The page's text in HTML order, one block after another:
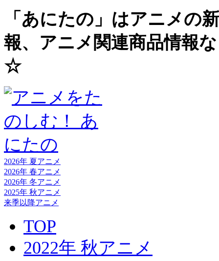
「あにたの」はアニメの
報、アニメ関連商品情報
☆
2026年 夏アニメ
2026年 春アニメ
2026年 冬アニメ
2025年 秋アニメ
来季以降アニメ
TOP
2022年 秋アニメ